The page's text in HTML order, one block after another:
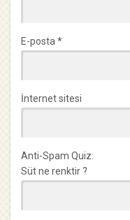
E-posta *
İnternet sitesi
Anti-Spam Quiz:
Süt ne renktir ?